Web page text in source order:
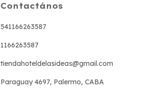
Contactános
541166263587
1166263587
tiendahoteldelasideas@gmail.com
Paraguay 4697, Palermo, CABA